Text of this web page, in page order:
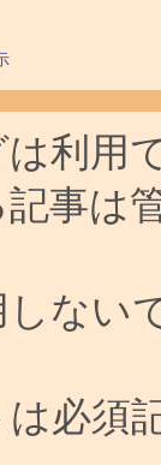
は利用
事は
ない
必須